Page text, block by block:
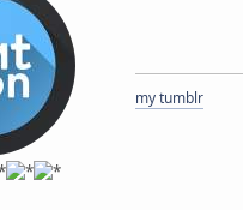
my tumblr